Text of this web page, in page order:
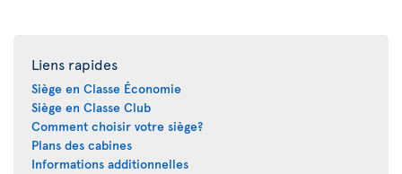
Liens rapides
Siège en Classe Économie
Siège en Classe Club
Comment choisir votre siège?
Plans des cabines
Informations additionnelles